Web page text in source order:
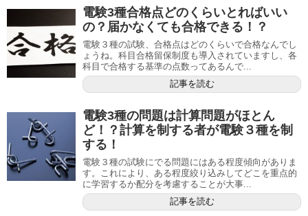
電験3種合格点どのくらいとればいい
の？届かなくても合格できる！？
電験３種の試験、合格点はどのくらいで合格なんでし
ょうね。科目合格留保制度も導入されていますし、各
科目で合格する基準の点数ってあるんで...
記事を読む
電験3種の問題は計算問題がほとん
ど！？計算を制する者が電験３種を制
する！
電験３種の試験にでる問題にはある程度傾向がありま
す。これにより、ある程度絞り込みしてどこを重点的
に学習するか配分を考慮することが大事...
記事を読む